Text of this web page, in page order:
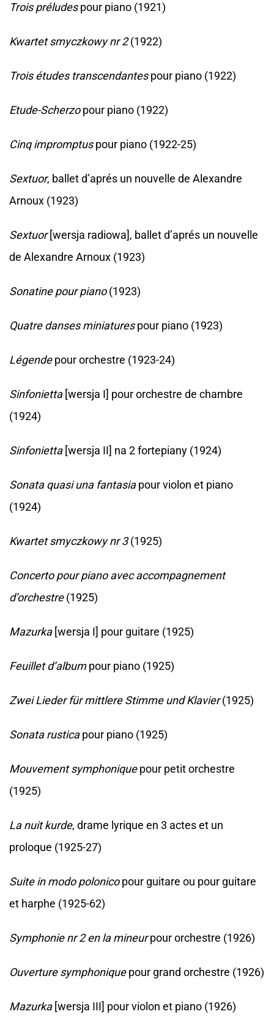
Trois préludespour piano (1921)
Kwartet smyczkowy nr 2(1922)
Trois études transcendantespour piano (1922)
Etude-Scherzopour piano (1922)
Cinq impromptuspour piano (1922-25)
Sextuor, ballet d’aprés un nouvelle de Alexandre
Arnoux (1923)
Sextuor[wersja radiowa], ballet d’aprés un nouvelle
de Alexandre Arnoux (1923)
Sonatine pour piano(1923)
Quatre danses miniaturespour piano (1923)
Légendepour orchestre (1923-24)
Sinfonietta[wersja I] pour orchestre de chambre
(1924)
Sinfonietta[wersja II] na 2 fortepiany (1924)
Sonata quasi una fantasiapour violon et piano
(1924)
Kwartet smyczkowy nr 3(1925)
Concerto pour piano avec accompagnement
d’orchestre(1925)
Mazurka[wersja I] pour guitare (1925)
Feuillet d’albumpour piano (1925)
Zwei Lieder für mittlere Stimme und Klavier(1925)
Sonata rusticapour piano (1925)
Mouvement symphoniquepour petit orchestre
(1925)
La nuit kurde, drame lyrique en 3 actes et un
proloque (1925-27)
Suite in modo polonicopour guitare ou pour guitare
et harphe (1925-62)
Symphonie nr 2 en la mineurpour orchestre (1926)
Ouverture symphoniquepour grand orchestre (1926)
Mazurka[wersja III] pour violon et piano (1926)